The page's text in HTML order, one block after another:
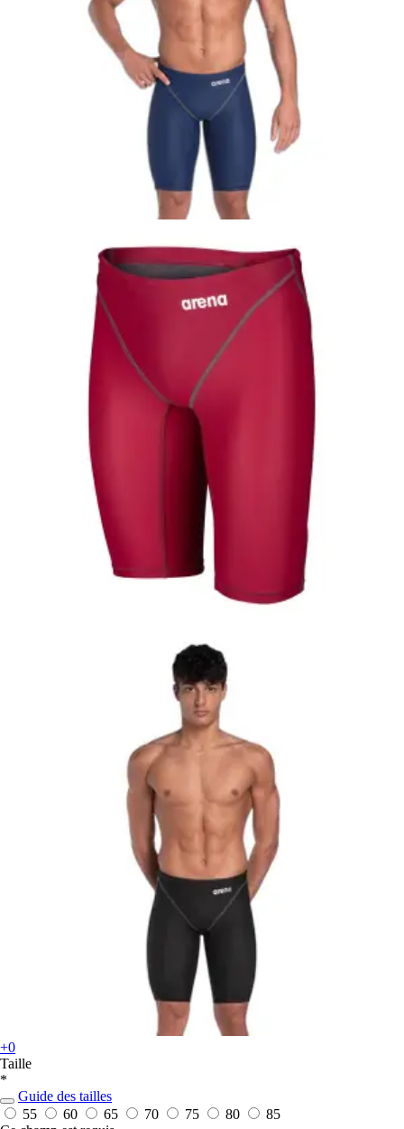
+0
Taille
*
Guide des tailles
55
60 65 70 75 80
85